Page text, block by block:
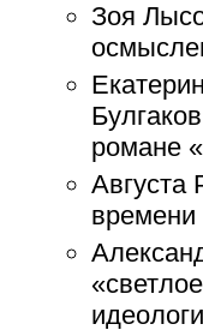
Зоя
романе
Августа
времени